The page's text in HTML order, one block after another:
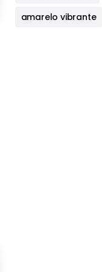
amarelo vibrante